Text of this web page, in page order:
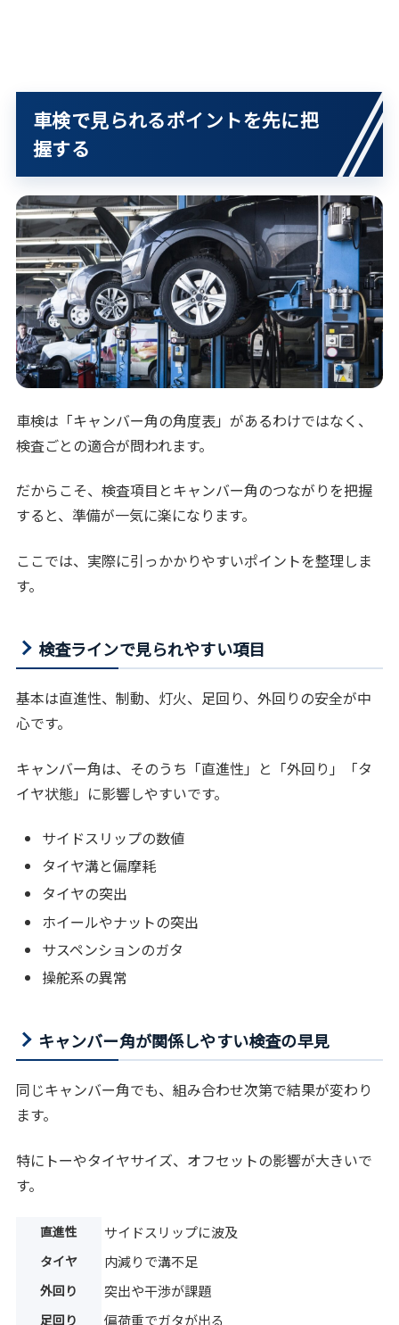
車検で見られるポイントを先に把
握する
車検は「キャンバー角の角度表」があるわけではなく、
検査ごとの適合が問われます。
だからこそ、検査項目とキャンバー角のつながりを把握
すると、準備が一気に楽になります。
ここでは、実際に引っかかりやすいポイントを整理しま
す。
検査ラインで見られやすい項目
基本は直進性、制動、灯火、足回り、外回りの安全が中
心です。
キャンバー角は、そのうち「直進性」と「外回り」「タ
イヤ状態」に影響しやすいです。
サイドスリップの数値
タイヤ溝と偏摩耗
タイヤの突出
ホイールやナットの突出
サスペンションのガタ
操舵系の異常
キャンバー角が関係しやすい検査の早見
同じキャンバー角でも、組み合わせ次第で結果が変わり
ます。
特にトーやタイヤサイズ、オフセットの影響が大きいで
す。
直進性 サイドスリップに波及
タイヤ 内減りで溝不足
外回り 突出や干渉が課題
足回り 偏荷重でガタが出る